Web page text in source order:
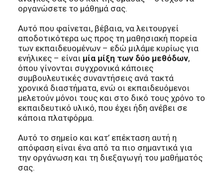
οργανώσετε το μάθημά σας.
Αυτό που φαίνεται, βέβαια, να λειτουργεί
αποδοτικότερα ως προς τη μαθησιακή πορεία
των εκπαιδευομένων – εδώ μιλάμε κυρίως για
ενήλικες – είναι μία μίξη των δύο μεθόδων,
όπου γίνονται συγχρονικά κάποιες
συμβουλευτικές συναντήσεις ανά τακτά
χρονικά διαστήματα, ενώ οι εκπαιδευόμενοι
μελετούν μόνοι τους και στο δικό τους χρόνο το
εκπαιδευτικό υλικό, που έχει ήδη ανέβει σε
κάποια πλατφόρμα.
Αυτό το σημείο και κατ’ επέκταση αυτή η
απόφαση είναι ένα από τα πιο σημαντικά για
την οργάνωση και τη διεξαγωγή του μαθήματός
σας.